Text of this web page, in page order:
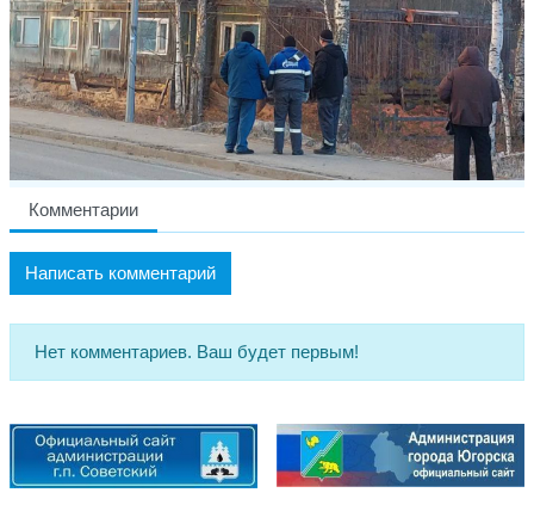
Комментарии
Написать комментарий
Нет комментариев. Ваш будет первым!